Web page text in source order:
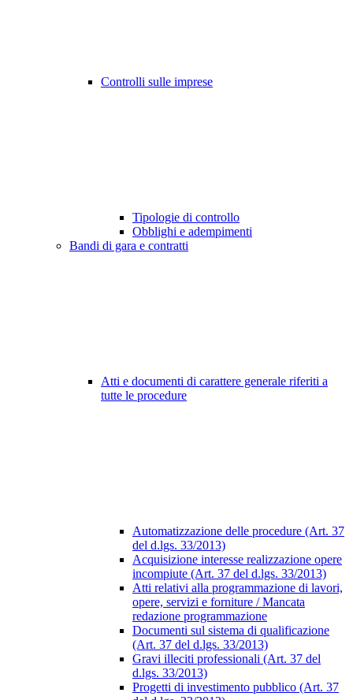
Controlli sulle imprese
Tipologie di controllo
Obblighi e adempimenti
Bandi di gara e contratti
Atti e documenti di carattere generale riferiti a
tutte le procedure
Automatizzazione delle procedure (Art. 37
del d.lgs. 33/2013)
Acquisizione interesse realizzazione opere
incompiute (Art. 37 del d.lgs. 33/2013)
Atti relativi alla programmazione di lavori,
opere, servizi e forniture / Mancata
redazione programmazione
Documenti sul sistema di qualificazione
(Art. 37 del d.lgs. 33/2013)
Gravi illeciti professionali (Art. 37 del
d.lgs. 33/2013)
Progetti di investimento pubblico (Art. 37